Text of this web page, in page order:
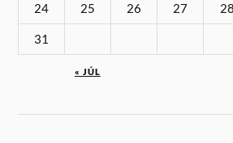
24 25 26 27 28
31
« JÚL